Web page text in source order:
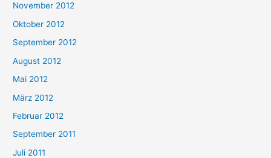
November 2012
Oktober 2012
September 2012
August 2012
Mai 2012
März 2012
Februar 2012
September 2011
Juli 2011